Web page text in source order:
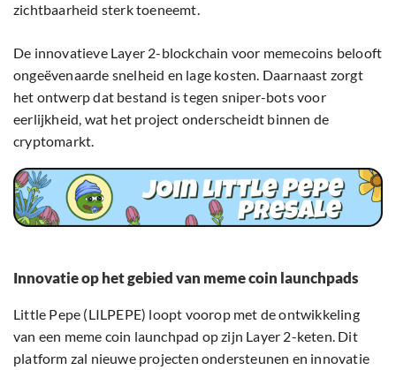
zichtbaarheid sterk toeneemt.
De innovatieve Layer 2-blockchain voor memecoins belooft
ongeëvenaarde snelheid en lage kosten. Daarnaast zorgt
het ontwerp dat bestand is tegen sniper-bots voor
eerlijkheid, wat het project onderscheidt binnen de
cryptomarkt.
Innovatie op het gebied van meme coin launchpads
Little Pepe (LILPEPE) loopt voorop met de ontwikkeling
van een meme coin launchpad op zijn Layer 2-keten. Dit
platform zal nieuwe projecten ondersteunen en innovatie